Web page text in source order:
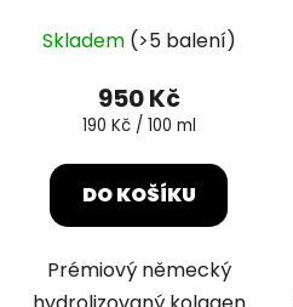
hodnocení
produktu
je
z
Skladem (>5 balení)
950 Kč
Měrná
190 Kč / 100 ml
DO KOŠÍKU
Prémiový německý